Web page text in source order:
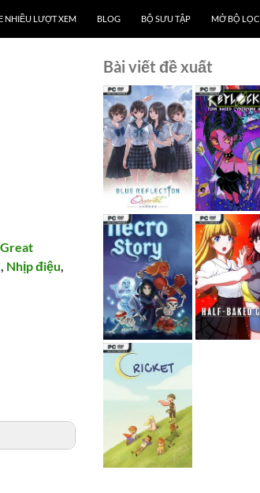
NHIỀU LƯỢT XEM BLOG BỘ SƯU TẬP MỞ BỘ LỌC
Great
, Nhịp điệu,
Bài viết đề xuất